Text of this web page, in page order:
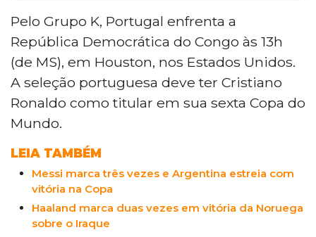
do Mundo termina nesta quarta-feira com
quatro partidas. Portugal enfrenta a
República Democrática do Congo às 13h, com
Cristiano Ronaldo como titular em sua sexta
Copa. Às 16h, Inglaterra e Croácia se enfrentam
em Dallas. Às 19h, Gana enfrenta o Panamá, e
às 22h, Colômbia enfrenta o Uzbequistão. A
madrugada.
Pelo Grupo K, Portugal enfrenta a
República Democrática do Congo às 13h
(de MS), em Houston, nos Estados Unidos.
A seleção portuguesa deve ter Cristiano
Ronaldo como titular em sua sexta Copa do
Mundo.
LEIA TAMBÉM
Messi marca três vezes e Argentina estreia com
vitória na Copa
Haaland marca duas vezes em vitória da Noruega
sobre o Iraque